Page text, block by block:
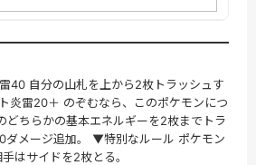
40 自分の山札を上から2枚トラッシュす
炎雷20＋ のぞむなら、このポケモンにつ
どちらかの基本エネルギーを2枚までトラ
ダメージ追加。 ▼特別なルール ポケモン
はサイドを2枚とる。